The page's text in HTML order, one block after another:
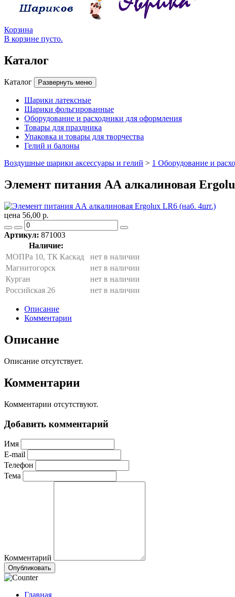
Корзина
В корзине пусто.
Каталог
Каталог Развернуть меню
Шарики латексные
Шарики фольгированные
Оборудование и расходники для оформления
Товары для праздника
Упаковка и товары для творчества
Гелий и балоны
Воздушные шарики аксессуары и гелий > 1 Оборудование и
Элемент питания АА алкалиновая
цена 56,00 р.
Артикул: 871003
Наличие:
МОПРа 10, ТК Каскад
нет в наличии
Магнитогорск
нет в наличии
Курган
нет в наличии
Российская 26
нет в наличии
Описание
Комментарии
Описание
Описание отсутствует.
Комментарии
Комментарии отсутствуют.
Добавить комментарий
Имя
E-mail
Телефон
Тема
Комментарий
Опубликовать
Главная